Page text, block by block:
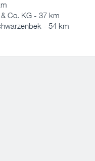
Co. KG - 37 km
- 54 km